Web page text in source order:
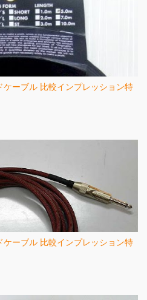
ーブル 比較インプレッション特
ーブル 比較インプレッション特